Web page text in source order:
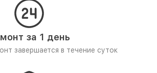
за 1 день
завершается в течение суток